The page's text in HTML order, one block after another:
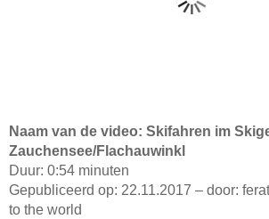
Naam van de video: Skifahren im
Zauchensee/Flachauwinkl
Duur: 0:54 minuten
Gepubliceerd op: 22.11.2017 – door:
to the world